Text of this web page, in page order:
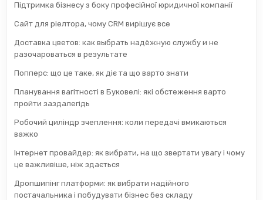
Підтримка бізнесу з боку професійної юридичної компанії
Сайт для ріелтора, чому CRM вирішує все
Доставка цветов: как выбрать надёжную службу и не
разочароваться в результате
Попперс: що це таке, як діє та що варто знати
Планування вагітності в Буковелі: які обстеження варто
пройти заздалегідь
Робочий циліндр зчеплення: коли передачі вмикаються
важко
Інтернет провайдер: як вибрати, на що звертати увагу і чому
це важливіше, ніж здається
Дропшипінг платформи: як вибрати надійного
постачальника і побудувати бізнес без складу